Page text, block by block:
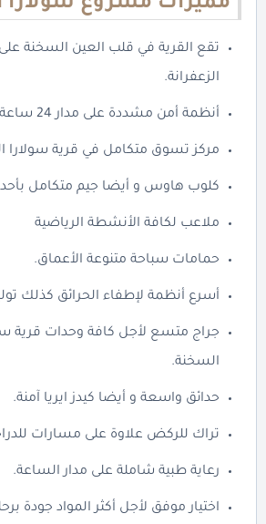
مميزات مشروع سولارا
تقع القرية في قلب العين السخنة
الزعفرانة.
أنظمة أمن مشددة على مدار 24 ساعة.
مركز تسوق متكامل في قرية سولارا
كلوب هاوس و أيضا جيم متكامل
ملاعب لكافة الأنشطة الرياضية
حمامات سباحة متنوعة الأعماق.
أسرع أنظمة لإطفاء الحرائق كذلك
جراج متسع لأجل كافة وحدات قرية
السخنة.
حدائق واسعة و أيضا كيدز ايريا آمنة.
تراك للركض علاوة على مسارات
رعاية طبية شاملة على مدار الساعة.
اختيار موفق لأجل أكثر المواد جودة